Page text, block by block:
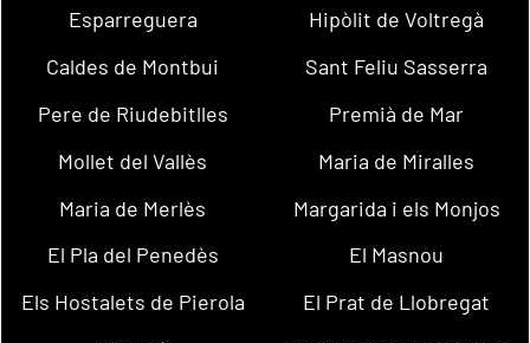
Esparreguera
Hipòlit de Voltregà
Caldes de Montbui
Sant Feliu Sasserra
Pere de Riudebitlles
Premià de Mar
Mollet del Vallès
Maria de Miralles
Maria de Merlès
Margarida i els Monjos
El Pla del Penedès
El Masnou
Els Hostalets de Pierola
El Prat de Llobregat